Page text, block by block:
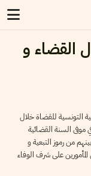
القضاء و
التونسية للقضاة خلال
موفى السنة القضائية
من رموز التبعية و
المأمورين على شرف الوفاء